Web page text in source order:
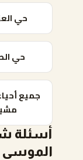
حي
حي
جميع
أسئلة
الموسى